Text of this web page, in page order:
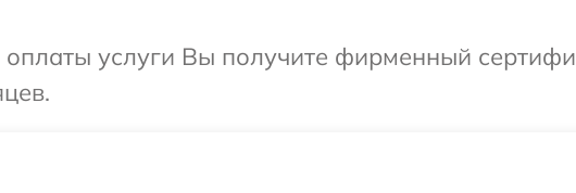
оплаты услуги Вы получите фирменный